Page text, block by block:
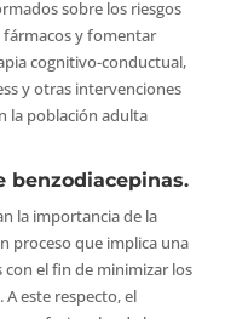
sobre los riesgos
fármacos y fomentar
cognitivo-conductual,
y otras intervenciones
la población adulta
benzodiacepinas.
la importancia de la
proceso que implica una
con el fin de minimizar los
este respecto, el